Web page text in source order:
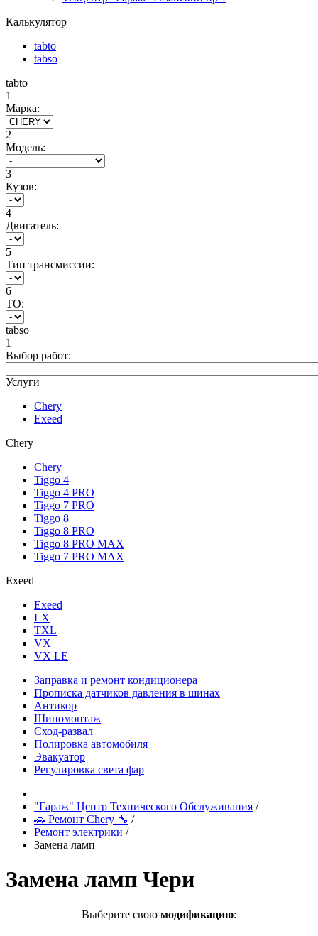
Калькулятор
tabto
tabso
tabto
1
Марка:
2
Модель:
3
Кузов:
4
Двигатель:
5
Тип трансмиссии:
6
ТО:
tabso
1
Выбор работ:
Услуги
Chery
Exeed
Chery
Chery
Tiggo 4
Tiggo 4 PRO
Tiggo 7 PRO
Tiggo 8
Tiggo 8 PRO
Tiggo 8 PRO MAX
Tiggo 7 PRO MAX
Exeed
Exeed
LX
TXL
VX
VX LE
Заправка и ремонт кондиционера
Прописка датчиков давления в шинах
Антикор
Шиномонтаж
Сход-развал
Полировка автомобиля
Эвакуатор
Регулировка света фар
"Гараж" Центр Технического Обслуживания /
🚗 Ремонт Chery 🔧 /
Ремонт электрики /
Замена ламп
Замена ламп Чери
Выберите свою модификацию: